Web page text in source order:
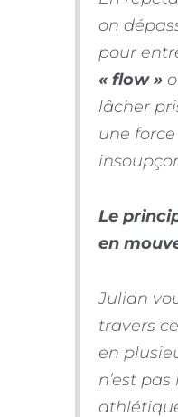
on
pour
« flow »
lâcher
une
Le
en
Julian
travers
en
n’est